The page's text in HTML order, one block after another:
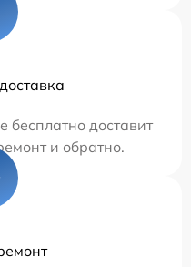
бесплатно доставит
и обратно.